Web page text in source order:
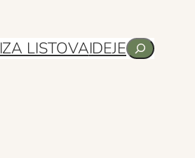
IZA LISTOVAIDEJEPretraga